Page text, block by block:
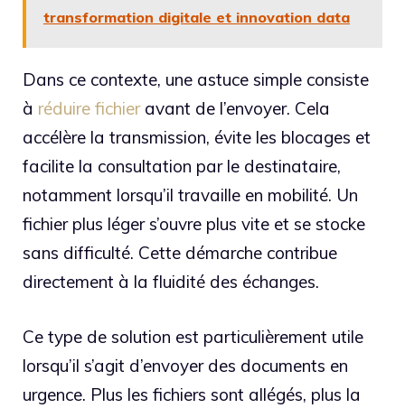
transformation digitale et innovation data
Dans ce contexte, une astuce simple consiste
à réduire fichieravant de l’envoyer. Cela
accélère la transmission, évite les blocages et
facilite la consultation par le destinataire,
notamment lorsqu’il travaille en mobilité. Un
fichier plus léger s’ouvre plus vite et se stocke
sans difficulté. Cette démarche contribue
directement à la fluidité des échanges.
Ce type de solution est particulièrement utile
lorsqu’il s’agit d’envoyer des documents en
urgence. Plus les fichiers sont allégés, plus la